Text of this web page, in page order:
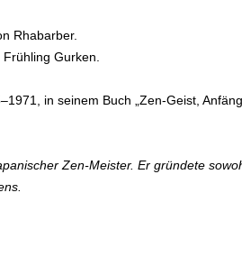
Rhabarber.
Gurken.
in seinem Buch „Zen-Geist,
Zen-Meister. Er gründete